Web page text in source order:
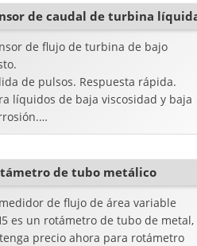
de caudal de turbina
de flujo de turbina de bajo
de pulsos. Respuesta rápida.
líquidos de baja viscosidad y baja
el agua, el diésel y el alcohol.
de tubo metálico
de flujo de área variable
es un rotámetro de tubo de metal,
precio ahora para rotámetro